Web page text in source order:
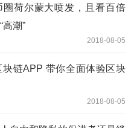
圈荷尔蒙大喷发，且看百倍
高潮”
2018-08-05
块链APP 带你全面体验区块
2018-08-05